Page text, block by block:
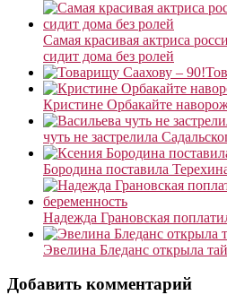
Самая красивая актриса
сидит дома без ролей
Кристине Орбакайте
чуть не застрелила
Бородина поставила
Надежда Грановская
Эвелина Бледанс открыла
Добавить комментарий